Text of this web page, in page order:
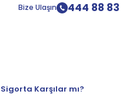
Bize Ulaşın 444 88 83
Karşılar mı?